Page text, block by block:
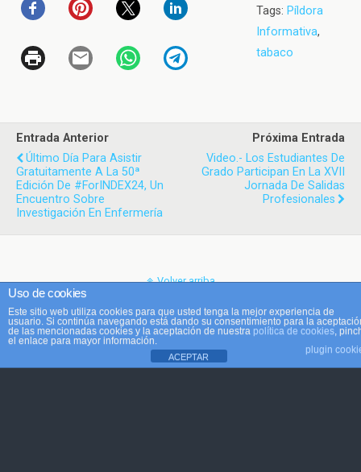
Tags: Píldora
Informativa,
tabaco
Entrada Anterior
Último Día Para Asistir
Gratuitamente A La 50ª
Edición De #forINDEX24, Un
Encuentro Sobre
Investigación En Enfermería
Próxima Entrada
Video.- Los Estudiantes De
Grado Participan En La XVII
Jornada De Salidas
Profesionales
Volver arriba
Móvil Escritorio
Uso de cookies
Este sitio web utiliza cookies para que usted tenga la mejor experiencia de
usuario. Si continúa navegando está dando su consentimiento para la
de las mencionadas cookies y la aceptación de nuestra política de cookies ,
el enlace para mayor información.
plugin
ACEPTAR